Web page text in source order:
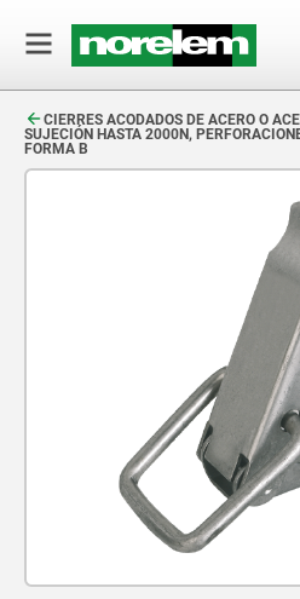
CIERRES ACODADOS DE ACERO O
SUJECIÓN HASTA 2000N,
FORMA B